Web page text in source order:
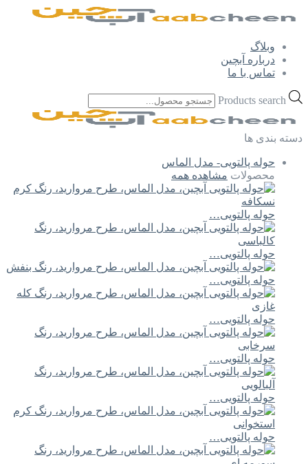
وبلاگ
درباره آبچین
تماس با ما
Products search
دسته بندی ها
حوله پالتویی- مدل الماس
محصولات مشاهده همه
حوله پالتویی…
حوله پالتویی…
حوله پالتویی…
حوله پالتویی…
حوله پالتویی…
حوله پالتویی…
حوله پالتویی…